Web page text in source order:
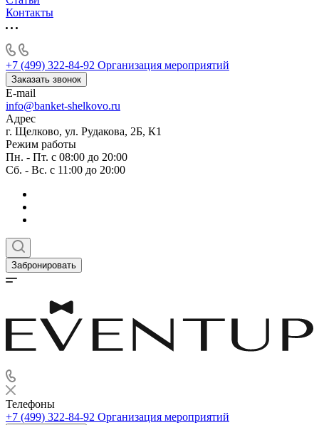
Контакты
+7 (499) 322-84-92 Организация мероприятий
Заказать звонок
E-mail
info@banket-shelkovo.ru
Адрес
г. Щелково, ул. Рудакова, 2Б, К1
Режим работы
Пн. - Пт. с 08:00 до 20:00
Сб. - Вс. с 11:00 до 20:00
Забронировать
Телефоны
+7 (499) 322-84-92 Организация мероприятий